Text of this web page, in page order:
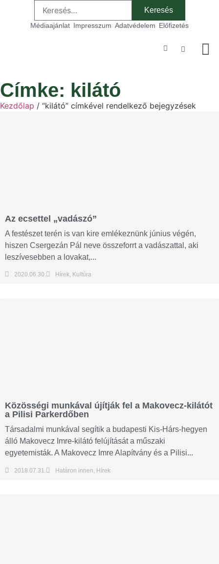
Médiaajánlat Impresszum Adatvédelem Előfizetés
Címke: kilátó
Kezdőlap / “kilátó” címkével rendelkező bejegyzések
Az ecsettel „vadászó”
A festészet terén is van kire emlékeznünk június végén,
hiszen Csergezán Pál neve összeforrt a vadászattal, aki
leszívesebben a lovakat,...
2020.06.30. Hírek, Kultúra
Közösségi munkával újítják fel a Makovecz-kilátót
a Pilisi Parkerdőben
Társadalmi munkával segítik a budapesti Kis-Hárs-hegyen
álló Makovecz Imre-kilátó felújítását a műszaki
egyetemisták. A Makovecz Imre Alapítvány és a Pilisi...
2018.07.31. Határon innen Hírek